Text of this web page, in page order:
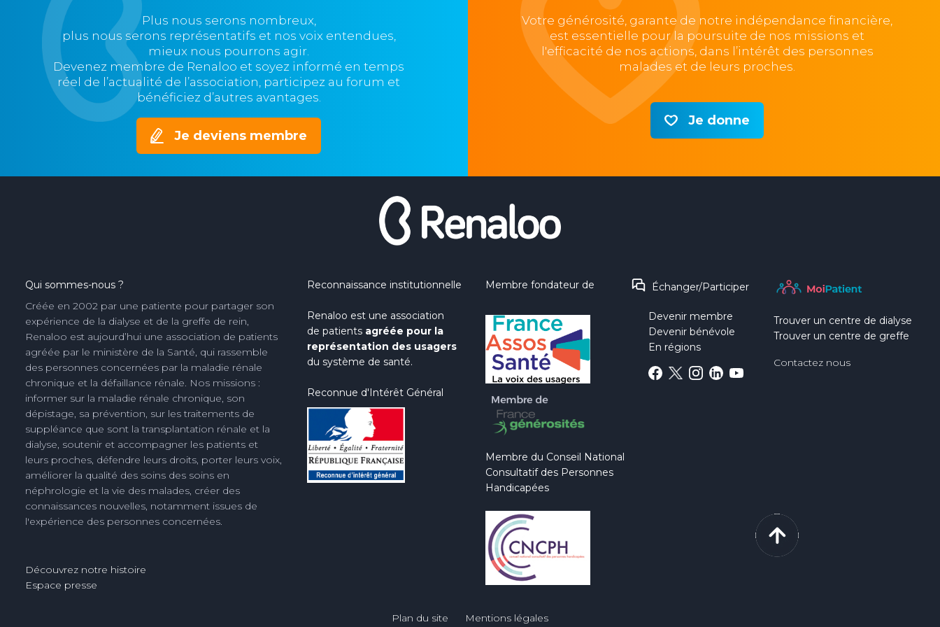
Plus nous serons nombreux,
plus nous serons représentatifs et nos voix entendues,
mieux nous pourrons agir.
Devenez membre de Renaloo et soyez informé en temps
réel de l’actualité de l’association, participez au forum et
bénéficiez d’autres avantages.
Je deviens membre
Votre générosité, garante de notre indépendance financière,
est essentielle pour la poursuite de nos missions et
l'efficacité de nos actions, dans l’intérêt des personnes
malades et de leurs proches.
Je donne
Qui sommes-nous ?
Créée en 2002 par une patiente pour partager son
expérience de la dialyse et de la greffe de rein,
Renaloo est aujourd’hui une association de patients
agréée par le ministère de la Santé, qui rassemble
des personnes concernées par la maladie rénale
chronique et la défaillance rénale. Nos missions :
informer sur la maladie rénale chronique, son
dépistage, sa prévention, sur les traitements de
suppléance que sont la transplantation rénale et la
dialyse, soutenir et accompagner les patients et
leurs proches, défendre leurs droits, porter leurs voix,
améliorer la qualité des soins des soins en
néphrologie et la vie des malades, créer des
connaissances nouvelles, notamment issues de
l'expérience des personnes concernées.
Découvrez notre histoire
Espace presse
Reconnaissance institutionnelle
Renaloo est une association
de patients agréée pour la
représentation des usagers
du système de santé.
Reconnue d'Intérêt Général
Membre fondateur de
Membre du Conseil National
Consultatif des Personnes
Handicapées
Échanger/Participer
Devenir membre
Devenir bénévole
En régions
Trouver un centre de dialyse
Trouver un centre de greffe
Contactez nous
Plan du site Mentions légales